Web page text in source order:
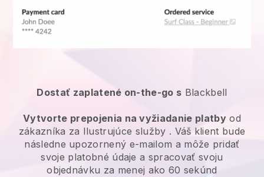
Dostať zaplatené on-the-go s Blackbell
Vytvorte prepojenia na vyžiadanie platbyod
zákazníka za Ilustrujúce služby . Váš klient bude
následne upozornený e-mailom a môže pridať
svoje platobné údaje a spracovať svoju
objednávku za menej ako 60 sekúnd